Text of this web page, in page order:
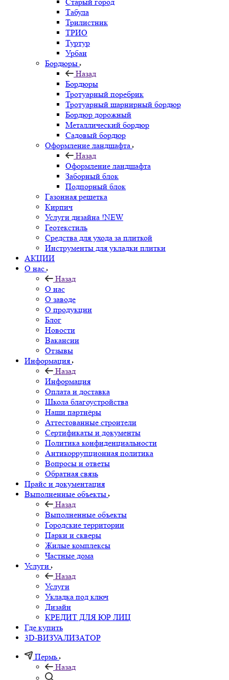
Табула
Трилистник
ТРИО
Туртур
Урбан
Бордюры
Назад
Бордюры
Тротуарный поребрик
Тротуарный шарнирный бордюр
Бордюр дорожный
Металлический бордюр
Садовый бордюр
Оформление ландшафта
Назад
Оформление ландшафта
Заборный блок
Подпорный блок
Газонная решетка
Кирпич
Услуги дизайна !NEW
Геотекстиль
Средства для ухода за плиткой
Инструменты для укладки плитки
АКЦИИ
О нас
Назад
О нас
О заводе
О продукции
Блог
Новости
Вакансии
Отзывы
Информация
Назад
Информация
Оплата и доставка
Школа благоустройства
Наши партнёры
Аттестованные строители
Сертификаты и документы
Политика конфиденциальности
Антикоррупционная политика
Вопросы и ответы
Обратная связь
Прайс и документация
Выполненные объекты
Назад
Выполненные объекты
Городские территории
Парки и скверы
Жилые комплексы
Частные дома
Услуги
Назад
Услуги
Укладка под ключ
Дизайн
КРЕДИТ ДЛЯ ЮР ЛИЦ
Где купить
3D-ВИЗУАЛИЗАТОР
Пермь
Назад